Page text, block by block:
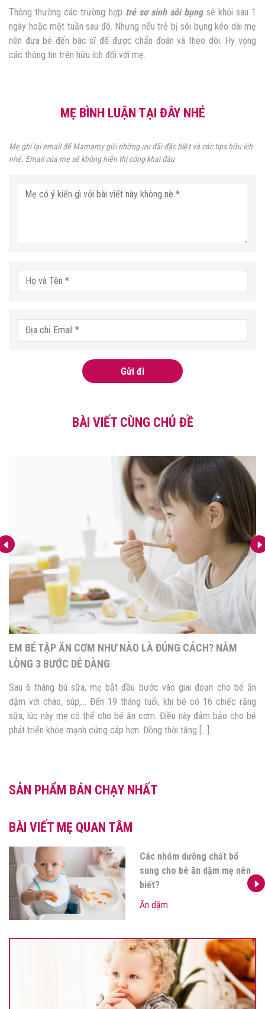
Thông thường các trường hợp trẻ sơ sinh sôi bụngsẽ khỏi sau 1
ngày hoặc một tuần sau đó. Nhưng nếu trẻ bị sôi bụng kéo dài mẹ
nên đưa bé đến bác sĩ để được chẩn đoán và theo dõi. Hy vọng
các thông tin trên hữu ích đối với mẹ.
MẸ BÌNH LUẬN TẠI ĐÂY NHÉ
Mẹ ghi lại email để Mamamy gửi những ưu đãi đặc biệt và các tips hữu ích
nhé. Email của mẹ sẽ không hiển thị công khai đâu
Gửi đi
BÀI VIẾT CÙNG CHỦ ĐỀ
EM BÉ TẬP ĂN CƠM NHƯ NÀO LÀ ĐÚNG CÁCH? NẰM
LÒNG 3 BƯỚC DỄ DÀNG
Sau 6 tháng bú sữa, mẹ bắt đầu bước vào giai đoạn cho bé ăn
dặm với cháo, súp,… Đến 19 tháng tuổi, khi bé có 16 chiếc răng
sữa, lúc này mẹ có thể cho bé ăn cơm. Điều này đảm bảo cho bé
phát triển khỏe mạnh cứng cáp hơn. Đồng thời tăng […]
SẢN PHẨM BÁN CHẠY NHẤT
BÀI VIẾT MẸ QUAN TÂM
Các nhóm dưỡng chất bổ
sung cho bé ăn dặm mẹ nên
biết?
Ăn dặm